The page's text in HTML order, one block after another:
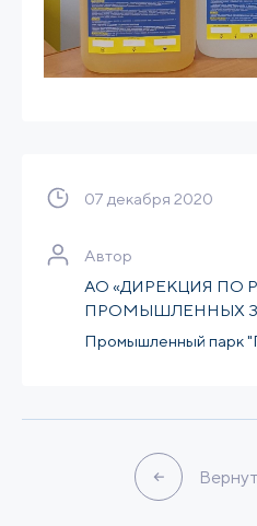
07 декабря 2020
Автор
АО «ДИРЕКЦИЯ ПО
ПРОМЫШЛЕННЫХ
Промышленный парк